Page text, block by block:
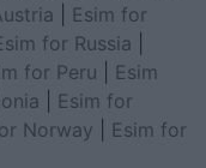
Esim for
for Russia
for Peru
Esim
Esim for
Norway
Esim for